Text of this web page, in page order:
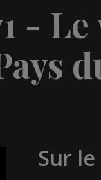
-
Sur